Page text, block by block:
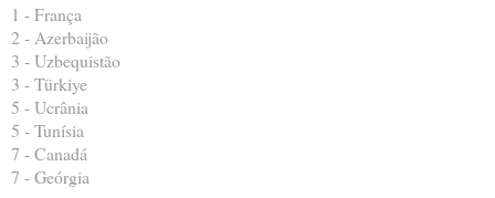
1 - França
2 - Azerbaijão
3 - Uzbequistão
3 - Türkiye
5 - Ucrânia
5 - Tunísia
7 - Canadá
7 - Geórgia